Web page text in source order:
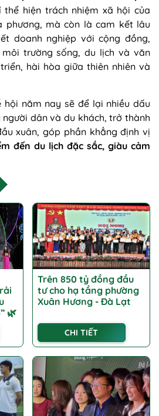
hiện trách nhiệm xã hội của
phương, mà còn là cam kết lâu
doanh nghiệp với cộng đồng,
trường sống, du lịch và văn
hài hòa giữa thiên nhiên và
hội năm nay sẽ để lại nhiều dấu
dân và du khách, trở thành
xuân, góp phần khẳng định vị
đến du lịch đặc sắc, giàu cảm
🌿
Trên 850 tỷ đồng đầu
tư cho hạ tầng phường
Xuân Hương - Đà Lạt
CHI TIẾT